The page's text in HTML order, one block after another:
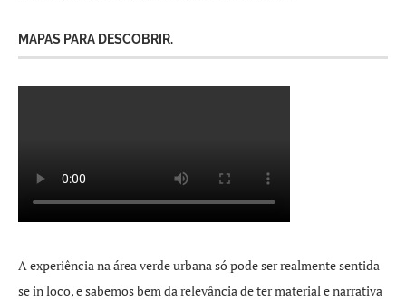
MAPAS PARA DESCOBRIR.
A experiência na área verde urbana só pode ser realmente sentida
se in loco, e sabemos bem da relevância de ter material e narrativa